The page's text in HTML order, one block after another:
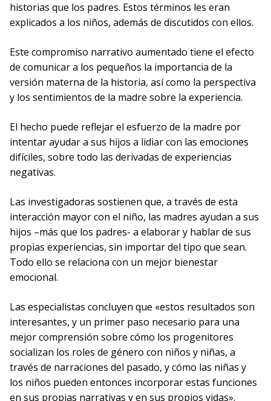
historias que los padres. Estos términos les eran
explicados a los niños, además de discutidos con ellos.
Este compromiso narrativo aumentado tiene el efecto
de comunicar a los pequeños la importancia de la
versión materna de la historia, así como la perspectiva
y los sentimientos de la madre sobre la experiencia.
El hecho puede reflejar el esfuerzo de la madre por
intentar ayudar a sus hijos a lidiar con las emociones
difíciles, sobre todo las derivadas de experiencias
negativas.
Las investigadoras sostienen que, a través de esta
interacción mayor con el niño, las madres ayudan a sus
hijos –más que los padres- a elaborar y hablar de sus
propias experiencias, sin importar del tipo que sean.
Todo ello se relaciona con un mejor bienestar
emocional.
Las especialistas concluyen que «estos resultados son
interesantes, y un primer paso necesario para una
mejor comprensión sobre cómo los progenitores
socializan los roles de género con niños y niñas, a
través de narraciones del pasado, y cómo las niñas y
los niños pueden entonces incorporar estas funciones
en sus propias narrativas y en sus propios vidas».